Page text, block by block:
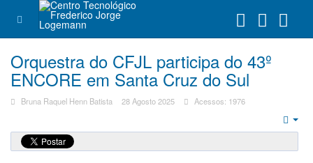
Orquestra do CFJL participa do 43º
ENCORE em Santa Cruz do Sul
Bruna Raquel Henn Batista 28 Agosto 2025 Acessos: 1976